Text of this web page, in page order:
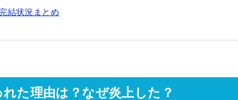
結状況まとめ
た理由は？なぜ炎上した？